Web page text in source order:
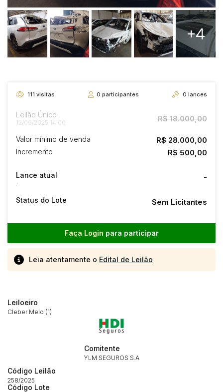
+4
111 visitas 0participantes 0 lances
Leilão Único
12/09/2025 14:00 R$ 18.000,00
Valor mínimo de venda R$ 28.000,00
Incremento R$ 500,00
Lance atual
-
-
Status do Lote Sem Licitantes
Faça Login para participar
Leia atentamente o Edital de Leilão
Leiloeiro
Cleber Melo (1)
Comitente
YLM SEGUROS S.A
Código Leilão
258/2025
Código Lote
Envie sua Proposta
(Art. 895, CPC)
Histórico de Propostas
Data
Habilite-se para efetuar lances ou